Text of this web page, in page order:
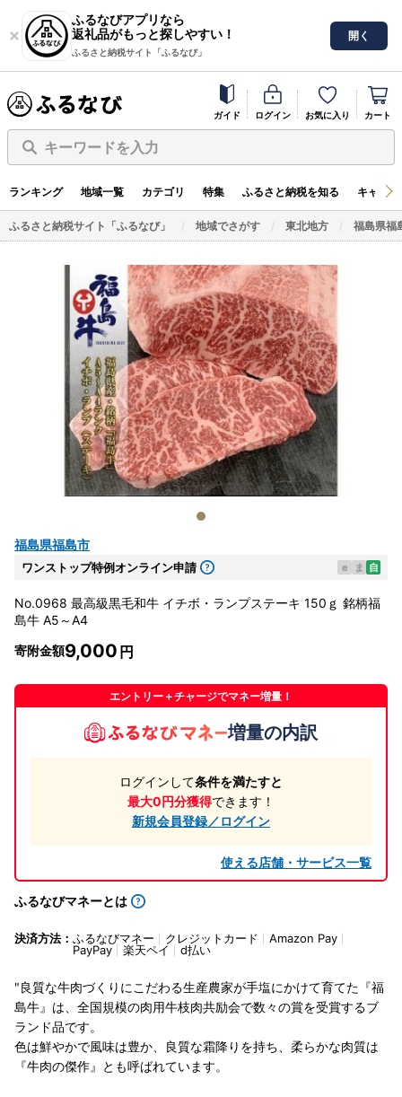
ふるなびアプリなら
返礼品がもっと探しやすい！
ふるさと納税サイト「ふるなび」
開く
ガイド ログイン お気に入り カート
キーワードを入力
ランキング 地域一覧 カテゴリ 特集 ふるさと納税を知る キャン
ふるさと納税サイト「ふるなび」 地域でさがす 東北地方 福島県福
福島県福島市
ワンストップ特例オンライン申請 e ま 自
No.0968 最高級黒毛和牛 イチボ・ランプステーキ 150ｇ 銘柄福
島牛 A5～A4
寄附金額9,000
エントリー＋チャージでマネー増量！
増量の内訳
ログインして条件を満たすと
最大0円分獲得できます！
新規会員登録／ログイン
使える店舗・サービス一覧
ふるなびマネーとは
決済方法： ふるなびマネー クレジットカード
Amazon Pay
PayPay
楽天ペイ d払い
"良質な牛肉づくりにこだわる生産農家が手塩にかけて育てた『福
島牛』は、全国規模の肉用牛枝肉共励会で数々の賞を受賞するブ
ランド品です。
色は鮮やかで風味は豊か、良質な霜降りを持ち、柔らかな肉質は
『牛肉の傑作』とも呼ばれています。